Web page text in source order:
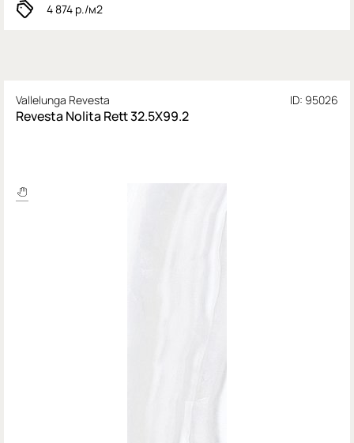
4 874 р./м2
Vallelunga Revesta ID: 95026
Revesta Nolita Rett 32.5X99.2